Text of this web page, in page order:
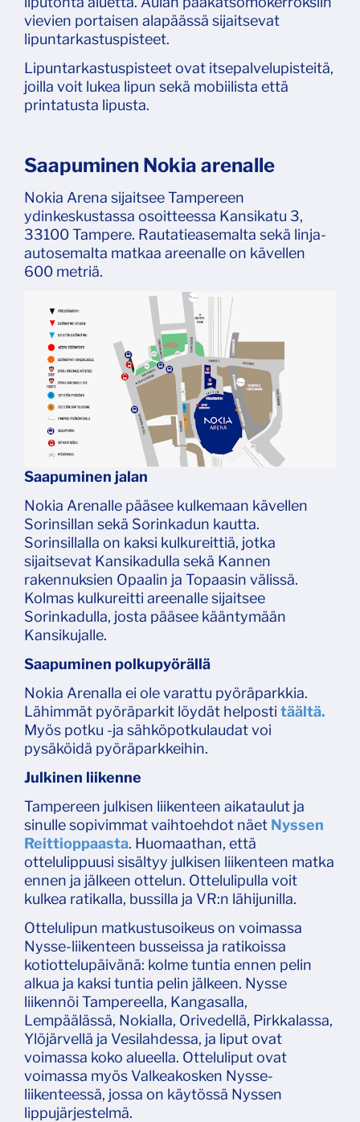
vievien portaisen alapäässä sijaitsevat
lipuntarkastuspisteet.
Lipuntarkastuspisteet ovat itsepalvelupisteitä,
joilla voit lukea lipun sekä mobiilista että
printatusta lipusta.
Saapuminen Nokia arenalle
Nokia Arena sijaitsee Tampereen
ydinkeskustassa osoitteessa Kansikatu 3,
33100 Tampere. Rautatieasemalta sekä linja-
autosemalta matkaa areenalle on kävellen
600 metriä.
Saapuminen jalan
Nokia Arenalle pääsee kulkemaan kävellen
Sorinsillan sekä Sorinkadun kautta.
Sorinsillalla on kaksi kulkureittiä, jotka
sijaitsevat Kansikadulla sekä Kannen
rakennuksien Opaalin ja Topaasin välissä.
Kolmas kulkureitti areenalle sijaitsee
Sorinkadulla, josta pääsee kääntymään
Kansikujalle.
Saapuminen polkupyörällä
Nokia Arenalla ei ole varattu pyöräparkkia.
Lähimmät pyöräparkit löydät helposti täältä.
Myös potku -ja sähköpotkulaudat voi
pysäköidä pyöräparkkeihin.
Julkinen liikenne
Tampereen julkisen liikenteen aikataulut ja
sinulle sopivimmat vaihtoehdot näet Nyssen
Reittioppaasta. Huomaathan, että
ottelulippuusi sisältyy julkisen liikenteen matka
ennen ja jälkeen ottelun. Ottelulipulla voit
kulkea ratikalla, bussilla ja VR:n lähijunilla.
Ottelulipun matkustusoikeus on voimassa
Nysse-liikenteen busseissa ja ratikoissa
kotiottelupäivänä: kolme tuntia ennen pelin
alkua ja kaksi tuntia pelin jälkeen. Nysse
liikennöi Tampereella, Kangasalla,
Lempäälässä, Nokialla, Orivedellä, Pirkkalassa,
Ylöjärvellä ja Vesilahdessa, ja liput ovat
voimassa koko alueella. Otteluliput ovat
voimassa myös Valkeakosken Nysse-
liikenteessä, jossa on käytössä Nyssen
lippujärjestelmä.